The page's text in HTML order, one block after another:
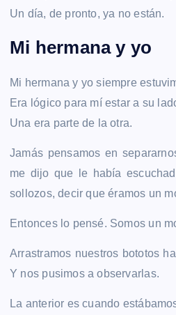
Un día, de pronto, ya no están.
Mi hermana y yo
Mi hermana y yo siempre
Era lógico para mí estar a su
Una era parte de la otra.
Jamás pensamos en
me dijo que le había
sollozos, decir que éramos un
Entonces lo pensé. Somos un
Arrastramos nuestros bototos
Y nos pusimos a observarlas.
La anterior es cuando